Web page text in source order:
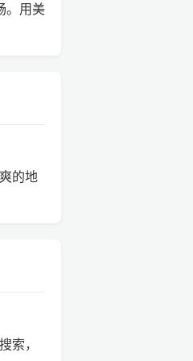
。用美
的地
索，